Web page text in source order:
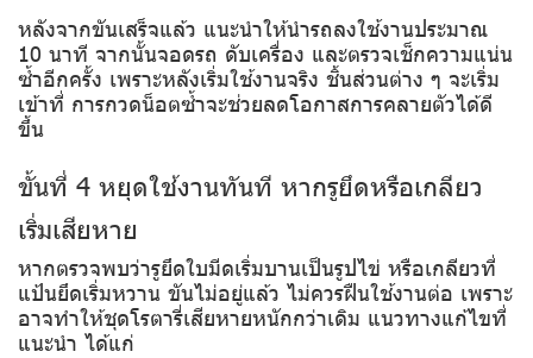
หลังจากขันเสร็จแล้ว แนะนำให้นำรถลงใช้งานประมาณ
10 นาที จากนั้นจอดรถ ดับเครื่อง และตรวจเช็กความแน่น
ซ้ำอีกครั้ง เพราะหลังเริ่มใช้งานจริง ชิ้นส่วนต่าง ๆ จะเริ่ม
เข้าที่ การกวดน็อตซ้ำจะช่วยลดโอกาสการคลายตัวได้ดี
ขึ้น
ขั้นที่ 4 หยุดใช้งานทันที หากรูยึดหรือเกลียว
เริ่มเสียหาย
หากตรวจพบว่ารูยึดใบมีดเริ่มบานเป็นรูปไข่ หรือเกลียวที่
แป้นยึดเริ่มหวาน ขันไม่อยู่แล้ว ไม่ควรฝืนใช้งานต่อ เพราะ
อาจทำให้ชุดโรตารี่เสียหายหนักกว่าเดิม แนวทางแก้ไขที่
แนะนำ ได้แก่